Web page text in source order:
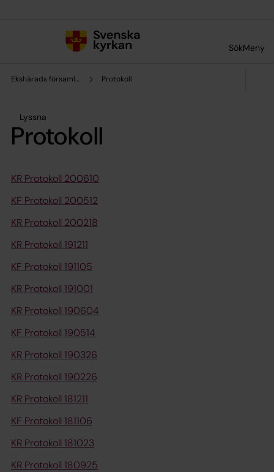
SökMeny
Ekshärads församling Protokoll
Lyssna
Protokoll
KR Protokoll 200610
KF Protokoll 200512
KR Protokoll 200218
KR Protokoll 191211
KF Protokoll 191105
KR Protokoll 191001
KR Protokoll 190604
KF Protokoll 190514
KR Protokoll 190326
KR Protokoll 190226
KR Protokoll 181211
KF Protokoll 181106
KR Protokoll 181023
KR Protokoll 180925